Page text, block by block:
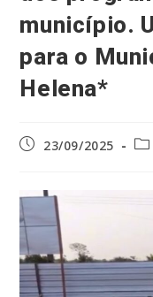
município.
para o
Helena*
Post23/09/2025